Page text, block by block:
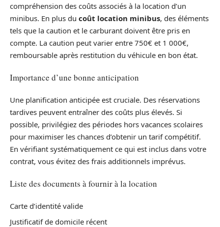
compréhension des coûts associés à la location d’un
minibus. En plus du coût location minibus, des éléments
tels que la caution et le carburant doivent être pris en
compte. La caution peut varier entre 750€ et 1 000€,
remboursable après restitution du véhicule en bon état.
Importance d’une bonne anticipation
Une planification anticipée est cruciale. Des réservations
tardives peuvent entraîner des coûts plus élevés. Si
possible, privilégiez des périodes hors vacances scolaires
pour maximiser les chances d’obtenir un tarif compétitif.
En vérifiant systématiquement ce qui est inclus dans votre
contrat, vous évitez des frais additionnels imprévus.
Liste des documents à fournir à la location
Carte d’identité valide
Justificatif de domicile récent